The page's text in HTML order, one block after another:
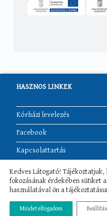
Rendelési idők
HASZNOS LINKEK
Kórházi levelezés
Facebook
Kapcsolattartás
Akadálymentesítési
Kedves Látogató! Tájékoztatjuk,
fokozásának érdekében sütiket
használatával ön a
Mindet elfogadom